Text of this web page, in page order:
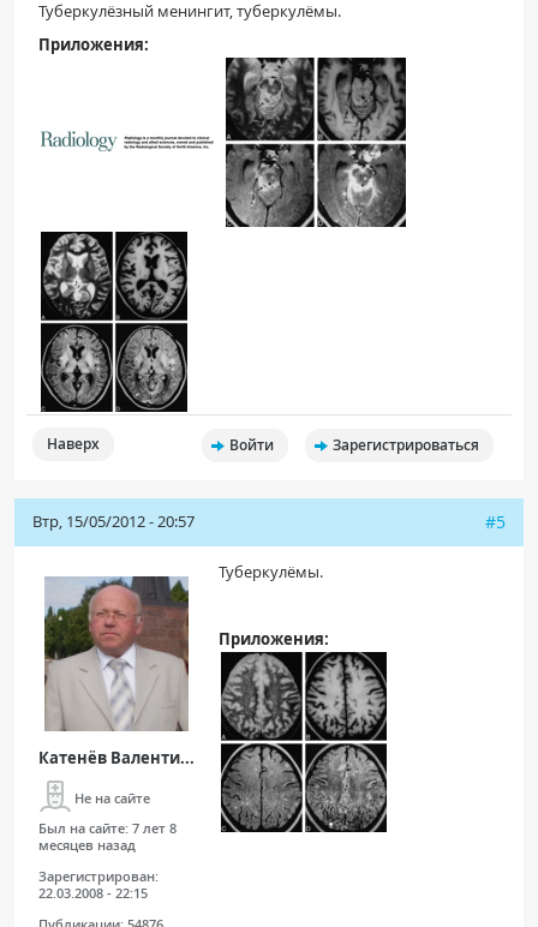
Туберкулёзный менингит, туберкулёмы.
Приложения:
Наверх Войти Зарегистрироваться
Втр, 15/05/2012 - 20:57 #5
Катенёв Валенти...
Не на сайте
Был на сайте: 7 лет 8
месяцев назад
Зарегистрирован:
22.03.2008 - 22:15
Туберкулёмы.
Приложения: